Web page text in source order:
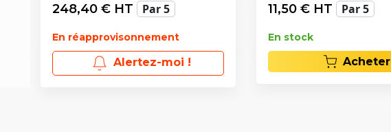
248,40 € HT Par 5
En réapprovisonnement
Alertez-moi !
11,50 € HT Par 5
En stock
Acheter